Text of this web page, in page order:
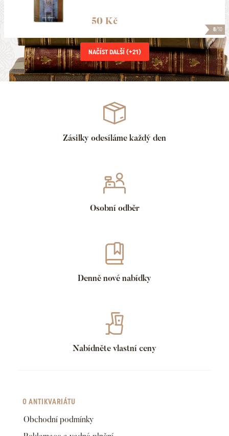
8/10
50 Kč
NAČÍST DALŠÍ (+21)
Zásilky odesíláme každý den
Osobní odběr
Denně nové nabídky
Nabídněte vlastní ceny
O ANTIKVARIÁTU
Obchodní podmínky